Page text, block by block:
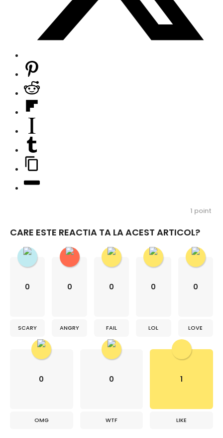
1 point
CARE ESTE REACTIA TA LA ACEST ARTICOL?
0
SCARY
0
ANGRY
0
FAIL
0
LOL
0
LOVE
0
OMG
0
WTF
1
LIKE